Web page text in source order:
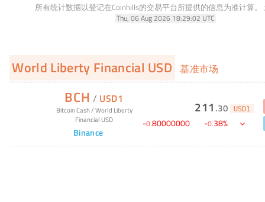
所有统计数据以登记在Coinhills的交易平台所提供的信息为准计算。
Thu, 06 Aug 2026 18:29:02 UTC
World Liberty Financial USD 基准市场
BCH / USD1
Bitcoin Cash/World Liberty
Financial USD
Binance
211 .30 USD1
-0.80000000 -0.38%